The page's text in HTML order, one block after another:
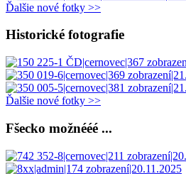
Ďalšie nové fotky >>
Historické fotografie
Ďalšie nové fotky >>
Fšecko možnééé ...